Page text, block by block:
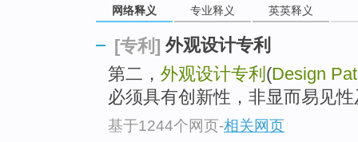
网络释义 专业释义 英英释义
[专利] 外观设计专利
第二， 外观设计专利 (Design
必须具有创新性，非显而易见
基于1244个网页-相关网页